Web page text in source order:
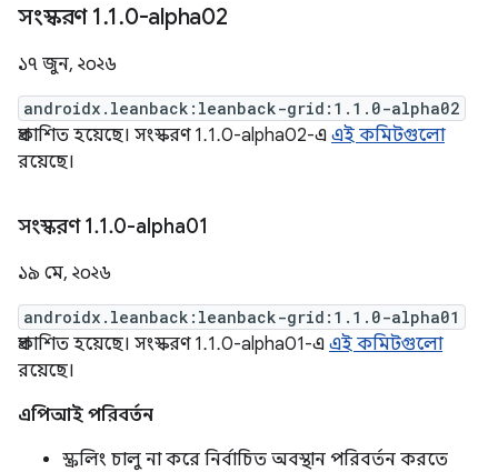
সংস্করণ 1.1.0-alpha02
১৭ জুন, ২০২৬
androidx.leanback:leanback-grid:1.1.0-alpha02
প্রকাশিত হয়েছে। সংস্করণ 1.1.0-alpha02-এ এই কমিটগুলো
রয়েছে।
সংস্করণ 1.1.0-alpha01
১৯ মে, ২০২৬
androidx.leanback:leanback-grid:1.1.0-alpha01
প্রকাশিত হয়েছে। সংস্করণ 1.1.0-alpha01-এ এই কমিটগুলো
রয়েছে।
এপিআই পরিবর্তন
স্ক্রলিং চালু না করে নির্বাচিত অবস্থান পরিবর্তন করতে